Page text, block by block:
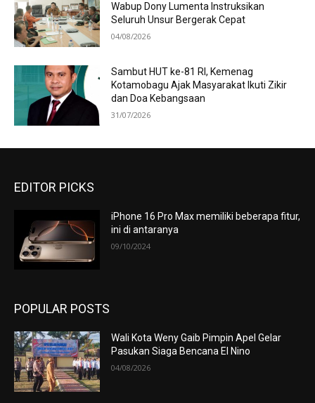
Wabup Dony Lumenta Instruksikan
Seluruh Unsur Bergerak Cepat
04/08/2026
Sambut HUT ke-81 RI, Kemenag
Kotamobagu Ajak Masyarakat Ikuti Zikir
dan Doa Kebangsaan
31/07/2026
EDITOR PICKS
iPhone 16 Pro Max memiliki beberapa fitur,
ini di antaranya
09/10/2024
POPULAR POSTS
Wali Kota Weny Gaib Pimpin Apel Gelar
Pasukan Siaga Bencana El Nino
04/08/2026